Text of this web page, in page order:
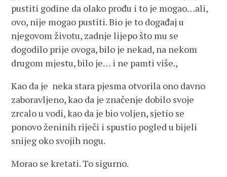
pustiti godine da olako prođu i to je mogao…ali,
ovo, nije mogao pustiti. Bio je to događaj u
njegovom životu, zadnje lijepo što mu se
dogodilo prije ovoga, bilo je nekad, na nekom
drugom mjestu, bilo je… i ne pamti više.,
Kao da je neka stara pjesma otvorila ono davno
zaboravljeno, kao da je značenje dobilo svoje
zrcalo u vodi, kao da je bio voljen, sjetio se
ponovo ženinih riječi i spustio pogled u bijeli
snijeg oko svojih nogu.
Morao se kretati. To sigurno.